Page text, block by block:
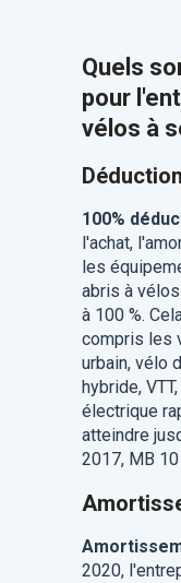
Quels
pour
vélos à
100%
l'achat,
les
abris à
à 100 %.
compris les
urbain, vélo
hybride,
électrique
atteindre
2017, MB
2020,